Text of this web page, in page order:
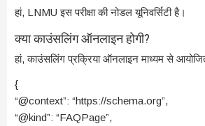
हां, LNMU इस परीक्षा की नोडल यूनिवर्सिटी है।
क्या काउंसलिंग ऑनलाइन होगी?
हां, काउंसलिंग प्रक्रिया ऑनलाइन माध्यम से
{
“@context”: “https://schema.org”,
“@kind”: “FAQPage”,